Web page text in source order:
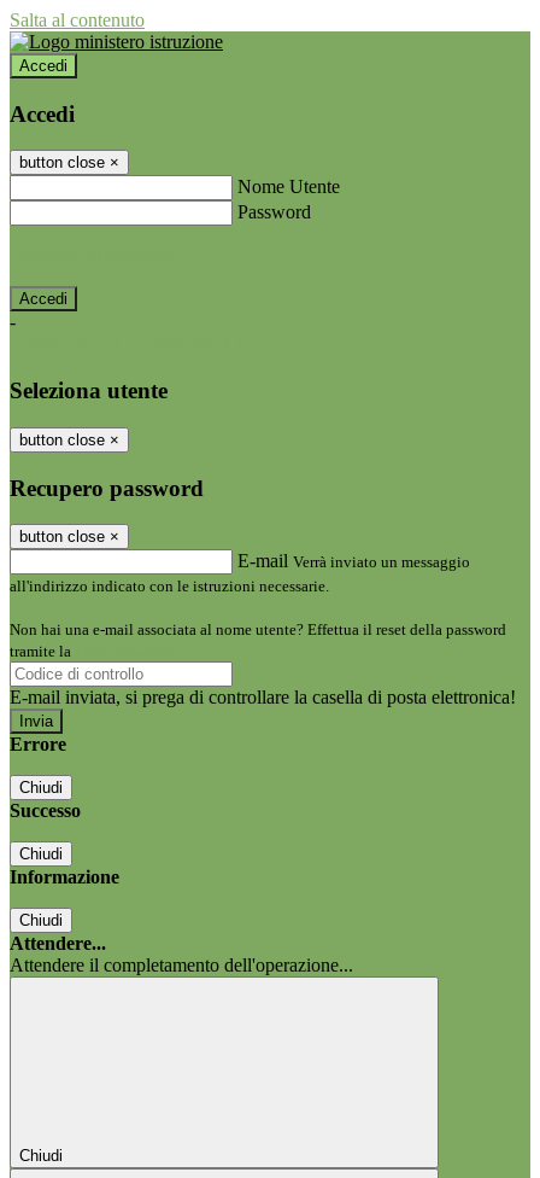
Salta al contenuto
Accedi
Accedi
button close ×
Nome Utente
Password
-
Seleziona utente
button close ×
Recupero password
button close ×
E-mail Verrà inviato un messaggio
all'indirizzo indicato con le istruzioni necessarie.
Non hai una e-mail associata al nome utente? Effettua il reset della password
tramite la
E-mail inviata, si prega di controllare la casella di posta elettronica!
Errore
Chiudi
Successo
Chiudi
Informazione
Chiudi
Attendere...
Attendere il completamento dell'operazione...
Chiudi